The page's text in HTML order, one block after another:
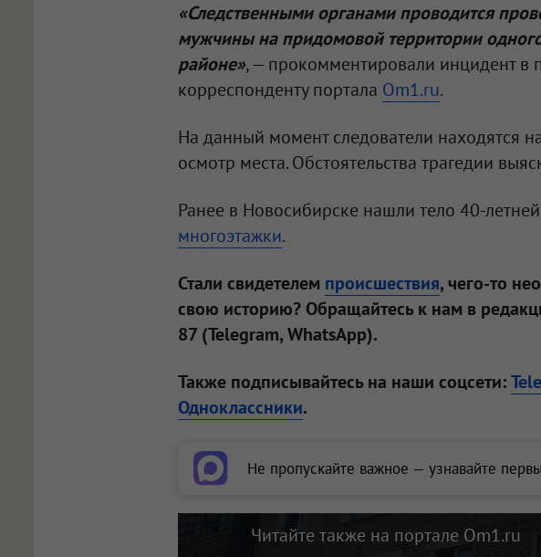
«Следственными органами проводится
мужчины на придомовой территории
районе», — прокомментировали инцидент в
корреспонденту портала Om1.ru.
На данный момент следователи находятся
осмотр места. Обстоятельства трагедии
Ранее в Новосибирске нашли тело 40-
многоэтажки.
Стали свидетелем происшествия, чего-то
свою историю? Обращайтесь к нам в
87 (Telegram, WhatsApp).
Также подписывайтесь на наши соцсети:
Одноклассники.
Не пропускайте важное — узнавайте
Читайте также на портале Om1.ru